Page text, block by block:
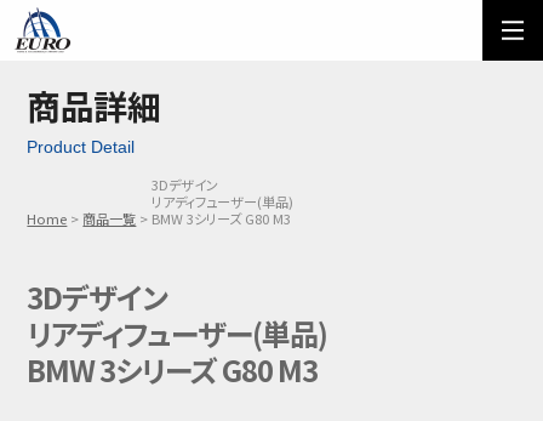
ご利用方法
メール問い合わせ
03-5674-7742
商品詳細
Product Detail
Home 商品一覧
3Dデザイン
リアディフューザー(単品)
BMW 3シリーズ G80 M3
3Dデザイン
リアディフューザー(単品)
BMW 3シリーズ G80 M3